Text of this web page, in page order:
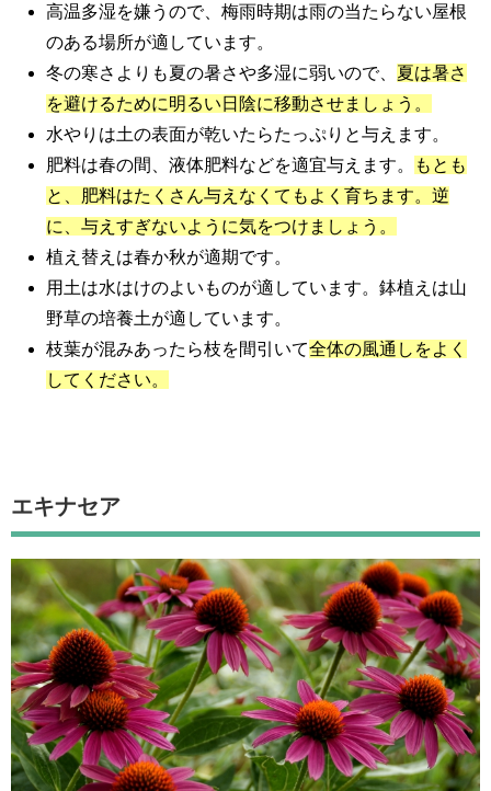
高温多湿を嫌うので、梅雨時期は雨の当たらない屋根
のある場所が適しています。
冬の寒さよりも夏の暑さや多湿に弱いので、 夏は暑さ
を避けるために明るい日陰に移動させましょう。
水やりは土の表面が乾いたらたっぷりと与えます。
肥料は春の間、液体肥料などを適宜与えます。
もとも
と、肥料はたくさん与えなくてもよく育ちます。逆
に、与えすぎないように気をつけましょう。
植え替えは春か秋が適期です。
用土は水はけのよいものが適しています。鉢植えは山
野草の培養土が適しています。
枝葉が混みあったら枝を間引いて全体の風通しをよく
してください。
エキナセア